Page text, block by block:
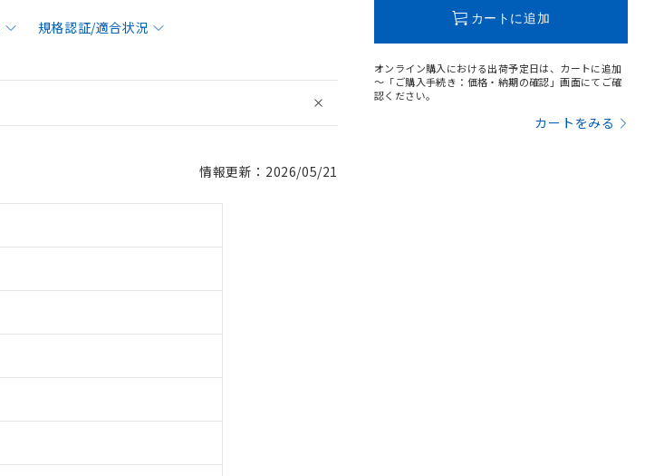
規格認証/適合状況
情報更新：2026/05/21
カートに追加
オンライン購入における出荷予定日は、カートに追加
～「ご購入手続き：価格・納期の確認」画面にてご確
認ください。
カートをみる